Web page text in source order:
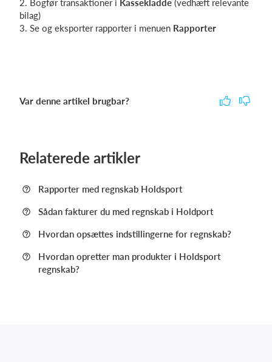
2. Bogfør transaktioner i Kassekladde (vedhæft relevante
bilag)
3. Se og eksporter rapporter i menuen Rapporter
Var denne artikel brugbar?
Relaterede artikler
Rapporter med regnskab Holdsport
Sådan fakturer du med regnskab i Holdport
Hvordan opsættes indstillingerne for regnskab?
Hvordan opretter man produkter i Holdsport
regnskab?